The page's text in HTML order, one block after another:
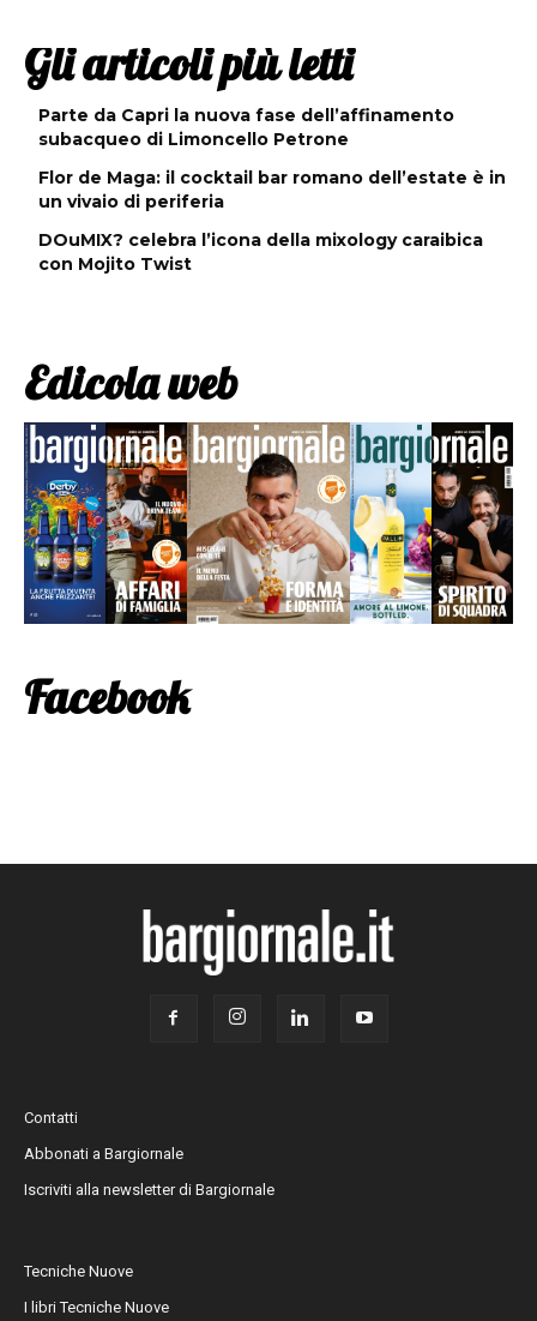
Gli articoli più letti
Parte da Capri la nuova fase dell’affinamento
subacqueo di Limoncello Petrone
Flor de Maga: il cocktail bar romano dell’estate è in
un vivaio di periferia
DOuMIX? celebra l’icona della mixology caraibica
con Mojito Twist
Edicola web
Facebook
Contatti
Abbonati a Bargiornale
Iscriviti alla newsletter di Bargiornale
Tecniche Nuove
I libri Tecniche Nuove